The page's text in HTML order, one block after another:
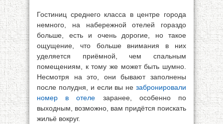
Гостиниц среднего класса в центре города
немного, на набережной отелей гораздо
больше, есть и очень дорогие, но такое
ощущение, что больше внимания в них
уделяется приёмной, чем спальным
помещениям, к тому же может быть шумно.
Несмотря на это, они бывают заполнены
после полудня, и если вы не забронировали
номер в отеле заранее, особенно по
выходным, возможно, вам придётся поискать
жильё вокруг.